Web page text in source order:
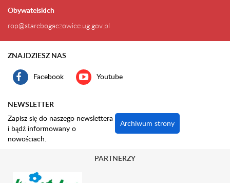
Obywatelskich
rop@starebogaczowice.ug.gov.pl
ZNAJDZIESZ NAS
Facebook Youtube
NEWSLETTER
Zapisz się do naszego newslettera
i bądź informowany o
nowościach.
Archiwum strony
PARTNERZY